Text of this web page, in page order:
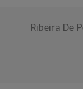
Ribeira De